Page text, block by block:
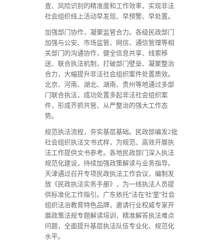
查、风险识别的精准度和工作效率，实现非法
社会组织线上活动早发现、早预警、早处置。
加强部门协作，凝聚监管合力。各级民政部门
加强与公安、市场监管、网信、通信管理等相
关部门的沟通协作，健全信息共享、线索移
送、联合执法机制，打破部门壁垒、凝聚整治
合力，大幅提升非法社会组织案件处置质效。
北京、河南、湖北、湖南、贵州等地通过多部
门联合执法，成功处置多起非法社会组织案
件，形成齐抓共管、从严整治的强大工作态
势。
规范执法流程，夯实基层基础。民政部编发2批
社会组织执法文书式样，为规范、高效开展执
法工作提供文书参考。各地民政部门深入执法
规范化建设，持续加强政策解读与业务指导。
天津通过召开专项民政执法工作会议，编制发
放《民政执法实务手册》，为一线执法人员提
供标准化工作指引。广东依托“法在‘社’里”社会
组织法治教育特色品牌，邀请行业权威专家开
展政策法规专题解读培训，精准解答执法难点
问题，全面提升基层执法队伍专业化、规范化
水平。